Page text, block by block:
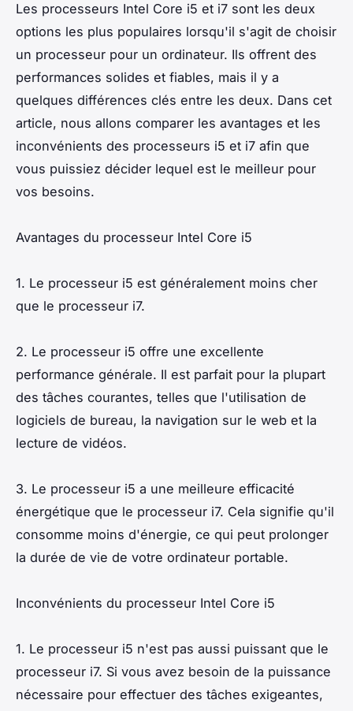
Les processeurs Intel Core i5 et i7 sont les deux
options les plus populaires lorsqu'il s'agit de choisir
un processeur pour un ordinateur. Ils offrent des
performances solides et fiables, mais il y a
quelques différences clés entre les deux. Dans cet
article, nous allons comparer les avantages et les
inconvénients des processeurs i5 et i7 afin que
vous puissiez décider lequel est le meilleur pour
vos besoins.
Avantages du processeur Intel Core i5
1. Le processeur i5 est généralement moins cher
que le processeur i7.
2. Le processeur i5 offre une excellente
performance générale. Il est parfait pour la plupart
des tâches courantes, telles que l'utilisation de
logiciels de bureau, la navigation sur le web et la
lecture de vidéos.
3. Le processeur i5 a une meilleure efficacité
énergétique que le processeur i7. Cela signifie qu'il
consomme moins d'énergie, ce qui peut prolonger
la durée de vie de votre ordinateur portable.
Inconvénients du processeur Intel Core i5
1. Le processeur i5 n'est pas aussi puissant que le
processeur i7. Si vous avez besoin de la puissance
nécessaire pour effectuer des tâches exigeantes,